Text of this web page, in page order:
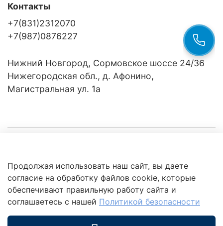
Клиентам
Это интересно
Контакты
+7(831)2312070
+7(987)0876227
Нижний Новгород, Сормовское шоссе 24/36
Нижегородская обл., д. Афонино,
Магистральная ул. 1а
Продолжая использовать наш сайт, вы даете
согласие на обработку файлов cookie, которые
обеспечивают правильную работу сайта и
соглашаетесь с нашей Политикой безопасности
обработки